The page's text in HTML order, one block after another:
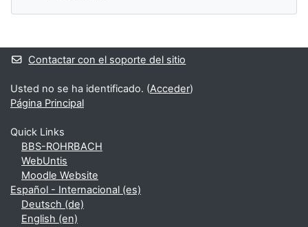
Bloques suplementarios
Contactar con el soporte del sitio
Usted no se ha identificado. (Acceder)
Página Principal
Quick Links
BBS-ROHRBACH
WebUntis
Moodle Website
Español - Internacional ‎(es)‎
Deutsch ‎(de)‎
English ‎(en)‎